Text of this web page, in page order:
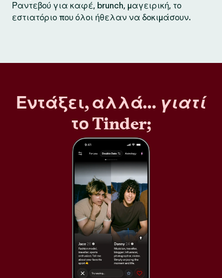
Ραντεβού για καφέ, brunch, μαγειρική, το
εστιατόριο που όλοι ήθελαν να δοκιμάσουν.
Εντάξει, αλλά… γιατί
το Tinder;